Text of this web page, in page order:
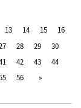
13 14 15
16
28 29
30
42 43
44
56